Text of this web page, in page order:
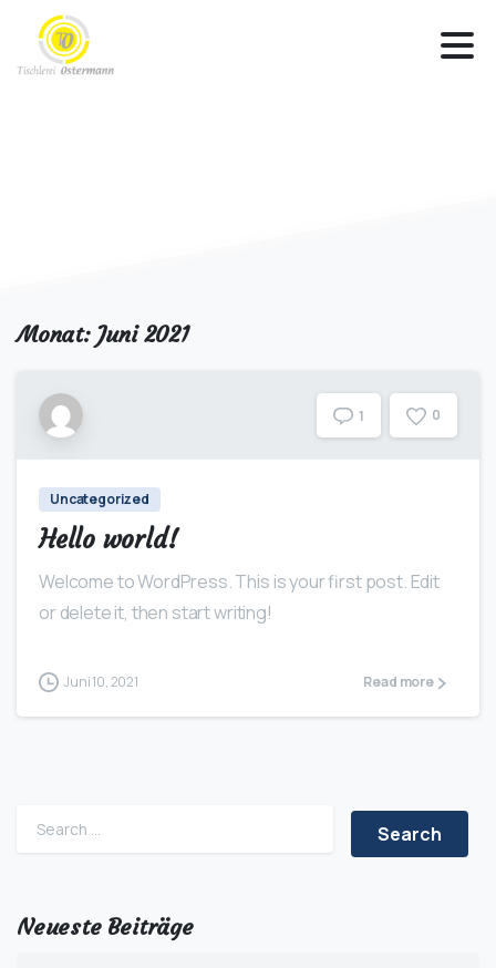
Monat: Juni 2021
1 0
Uncategorized
Hello world!
Welcome to WordPress. This is your first post. Edit
or delete it, then start writing!
Juni 10, 2021 Read more
Search for:
Neueste Beiträge